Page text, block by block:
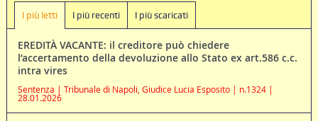
I più letti I più recenti I più scaricati
EREDITÀ VACANTE: il creditore può chiedere
l’accertamento della devoluzione allo Stato ex art.586 c.c.
intra vires
Sentenza | Tribunale di Napoli, Giudice Lucia Esposito | n.1324 |
28.01.2026